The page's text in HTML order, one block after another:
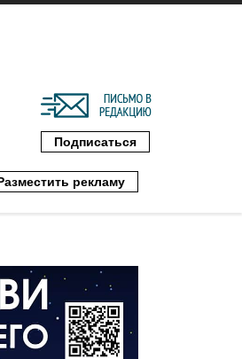
Подписаться
рекламу